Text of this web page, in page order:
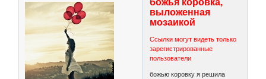
божья коровка,
выложенная
мозаикой
Ссылки могут видеть только
зарегистрированные
пользователи
божью коровку я решила